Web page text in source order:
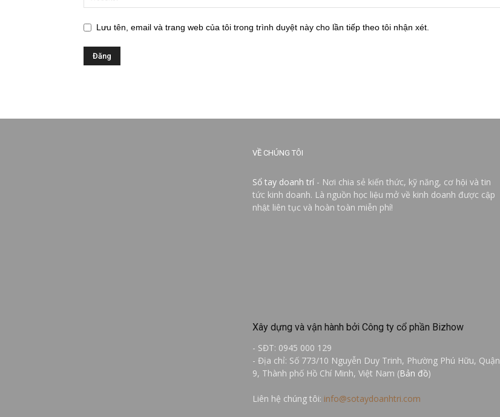
Lưu tên, email và trang web của tôi trong trình duyệt này cho lần tiếp theo tôi nhận xét.
VỀ CHÚNG TÔI
Sổ tay doanh trí - Nơi chia sẻ kiến thức, kỹ năng, cơ hội và tin
tức kinh doanh. Là nguồn học liệu mở về kinh doanh được cập
nhật liên tục và hoàn toàn miễn phí!
Xây dựng và vận hành bởi Công ty cổ phần Bizhow
- SĐT: 0945 000 129
- Địa chỉ: Số 773/10 Nguyễn Duy Trinh, Phường Phú Hữu, Quận
9, Thành phố Hồ Chí Minh, Việt Nam (Bản đồ)
Liên hệ chúng tôi: info@sotaydoanhtri.com